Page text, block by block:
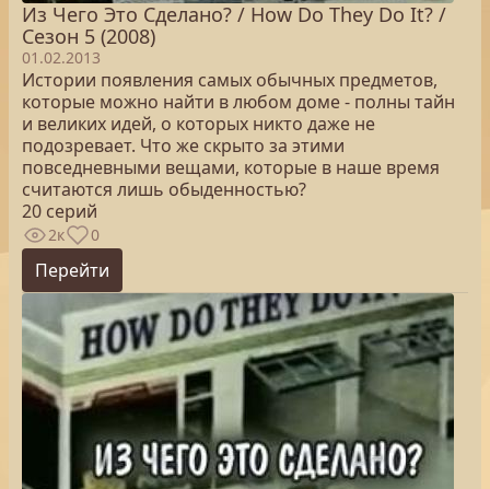
Из Чего Это Сделано? / How Do They Do It? /
Сезон 5 (2008)
01.02.2013
Истории появления самых обычных предметов,
которые можно найти в любом доме - полны тайн
и великих идей, о которых никто даже не
подозревает. Что же скрыто за этими
повседневными вещами, которые в наше время
считаются лишь обыденностью?
20 серий
2к 0
Перейти